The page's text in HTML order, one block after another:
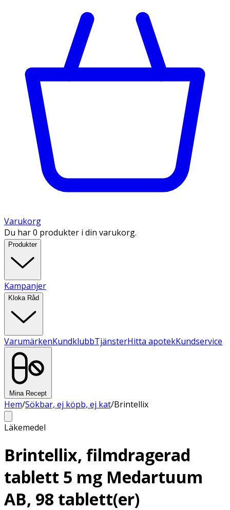
Varukorg
Du har 0 produkter i din varukorg.
Produkter
Kampanjer
Kloka Råd
VarumärkenKundklubbTjänsterHitta apotekKundservice
Mina Recept
Hem/Sökbar, ej köpb, ej kat/Brintellix
Läkemedel
Brintellix, filmdragerad
tablett 5 mg Medartuum
AB, 98 tablett(er)